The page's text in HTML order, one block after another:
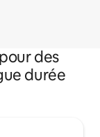
des
durée